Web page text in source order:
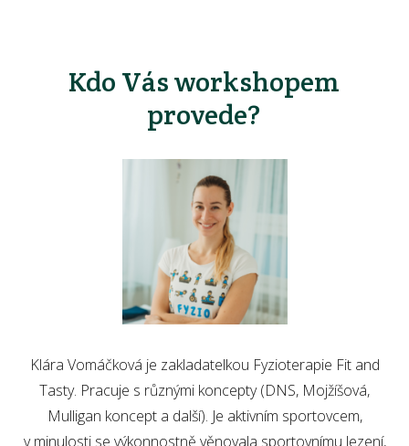
Kdo Vás workshopem
provede?
Klára Vomáčková je zakladatelkou Fyzioterapie Fit and
Tasty. Pracuje s různými koncepty (DNS, Mojžíšová,
Mulligan koncept a další). Je aktivním sportovcem,
v minulosti se výkonnostně věnovala sportovnímu lezení,